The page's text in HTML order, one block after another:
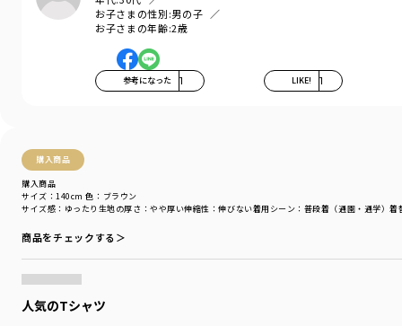
お子さまの性別:男の子
お子さまの年齢:2歳
参考になった 1 LIKE! 1
購入商品
購入商品
サイズ感 ：ゆったり 生地の厚さ ：やや厚い伸縮性 ：伸びない着用シーン ：普段着（通園・通学）着
サイズ：140cm 色：ブラウン
商品をチェックする＞
人気のTシャツ
お気に入りが必ず見つかる
【TOY STORY／トイ・ストーリー】シリーズの商品
11-6506-522 【TOY STORY／トイ・ストーリー】キャラクターアソートT
11-6531-525 【TOY STORY／トイ・ストーリー】デニムパンツ
11-6584-526 【TOY STORY／トイ・ストーリー】総柄バンダナ
14-6563-006 【TOY STORY／トイ・ストーリー】キャラクターアソートソ
ックス
14-6571-007 【TOY STORY／トイ・ストーリー】キャラクタープリント巾
着
透け感：アイボリーカラーは色の特性上、透け感がございます
伸縮性：あり